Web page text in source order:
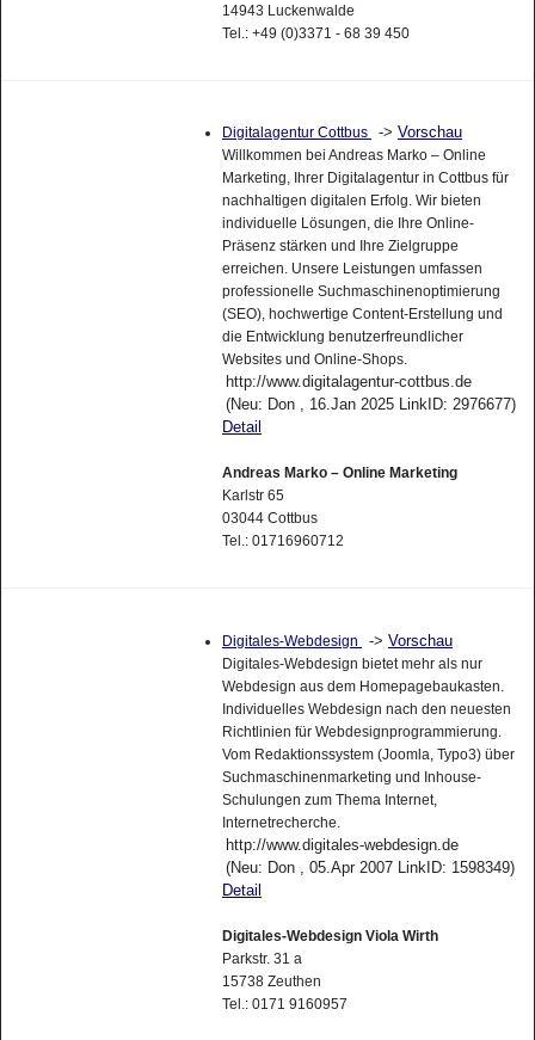
14943 Luckenwalde
Tel.: +49 (0)3371 - 68 39 450
Digitalagentur Cottbus -> Vorschau
Willkommen bei Andreas Marko – Online
Marketing, Ihrer Digitalagentur in Cottbus für
nachhaltigen digitalen Erfolg. Wir bieten
individuelle Lösungen, die Ihre Online-
Präsenz stärken und Ihre Zielgruppe
erreichen. Unsere Leistungen umfassen
professionelle Suchmaschinenoptimierung
(SEO), hochwertige Content-Erstellung und
die Entwicklung benutzerfreundlicher
Websites und Online-Shops.
http://www.digitalagentur-cottbus.de
(Neu: Don , 16.Jan 2025 LinkID: 2976677)
Detail
Andreas Marko – Online Marketing
Karlstr 65
03044 Cottbus
Tel.: 01716960712
Digitales-Webdesign -> Vorschau
Digitales-Webdesign bietet mehr als nur
Webdesign aus dem Homepagebaukasten.
Individuelles Webdesign nach den neuesten
Richtlinien für Webdesignprogrammierung.
Vom Redaktionssystem (Joomla, Typo3) über
Suchmaschinenmarketing und Inhouse-
Schulungen zum Thema Internet,
Internetrecherche.
http://www.digitales-webdesign.de
(Neu: Don , 05.Apr 2007 LinkID: 1598349)
Detail
Digitales-Webdesign Viola Wirth
Parkstr. 31 a
15738 Zeuthen
Tel.: 0171 9160957